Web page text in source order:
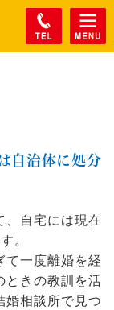
自治体に処分
、自宅には現在
。
て一度離婚を経
ときの教訓を活
婚相談所で見つ